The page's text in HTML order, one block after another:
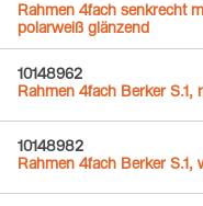
Rahmen 4fach senkrecht
polarweiß glänzend
10148962
Rahmen 4fach Berker S.1,
10148982
Rahmen 4fach Berker S.1,